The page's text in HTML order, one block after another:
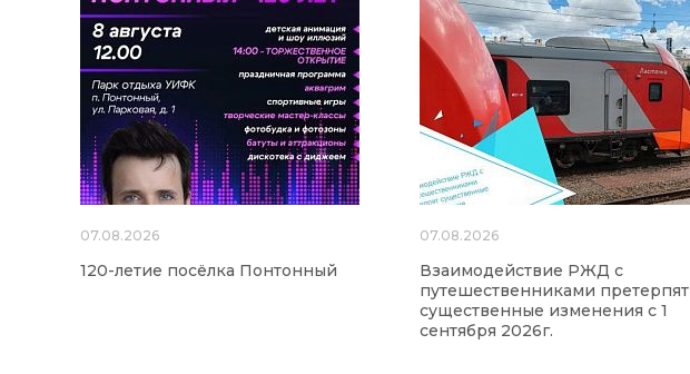
07.08.2026
120-летие посёлка Понтонный
07.08.2026
Взаимодействие РЖД с
путешественниками претерпят
существенные изменения с 1
сентября 2026г.